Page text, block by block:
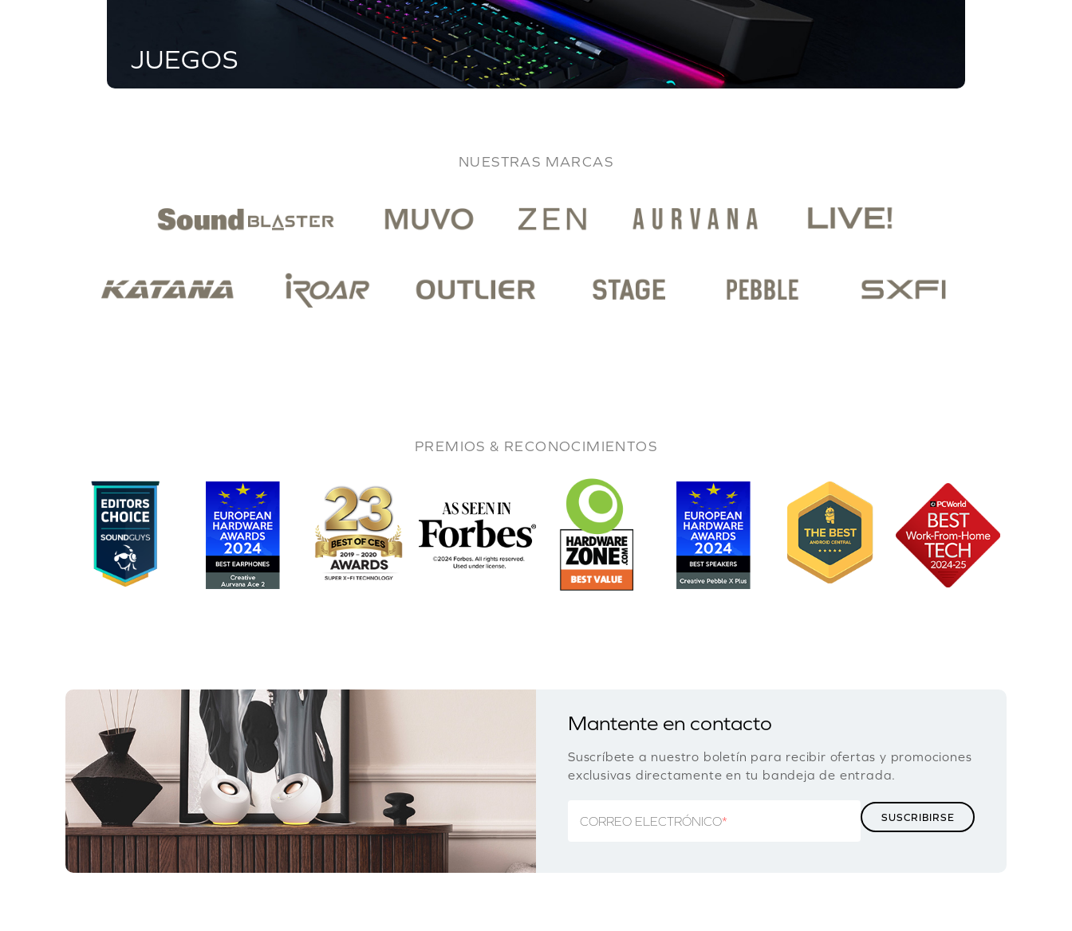
JUEGOS
NUESTRAS MARCAS
PREMIOS & RECONOCIMIENTOS
Mantente en contacto
Suscríbete a nuestro boletín para recibir ofertas y promociones
exclusivas directamente en tu bandeja de entrada.
CORREO ELECTRÓNICO*